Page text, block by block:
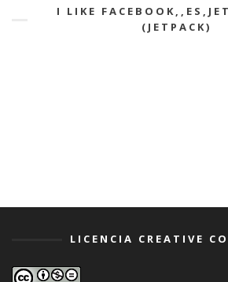
I LIKE
(JETPACK)
LICENCIA CREATIVE